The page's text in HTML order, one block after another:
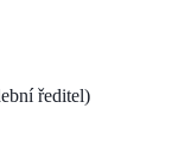
ředitel)